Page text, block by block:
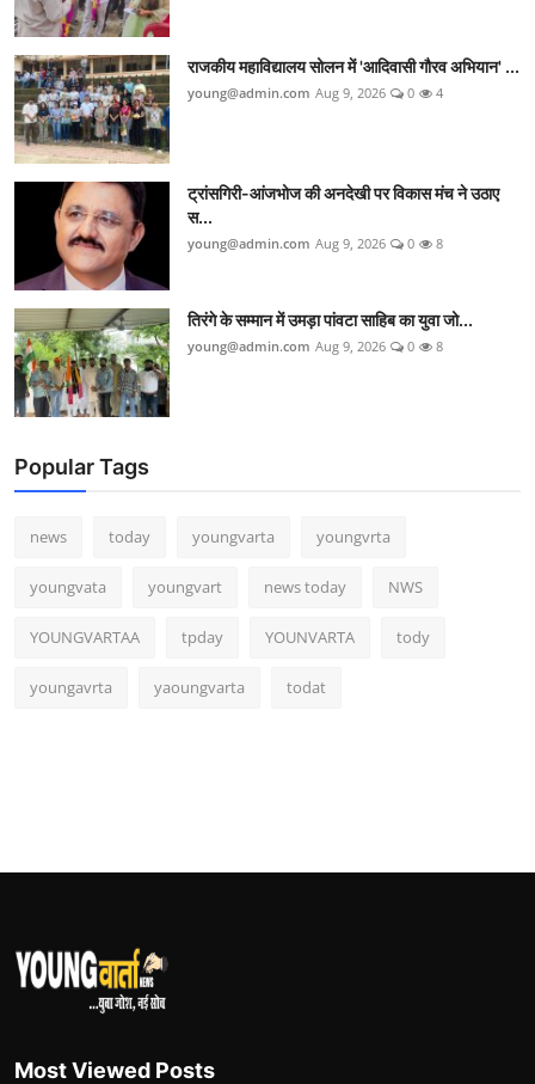
राजकीय महाविद्यालय सोलन में 'आदिवासी गौरव अभियान' ...
young@admin.com Aug 9, 2026 0 4
ट्रांसगिरी-आंजभोज की अनदेखी पर विकास मंच ने उठाए
स...
young@admin.com Aug 9, 2026 0 8
तिरंगे के सम्मान में उमड़ा पांवटा साहिब का युवा जो...
young@admin.com Aug 9, 2026 0 8
Popular Tags
news today youngvarta youngvrta
youngvata youngvart news today NWS
YOUNGVARTAA tpday YOUNVARTA tody
youngavrta yaoungvarta todat
Most Viewed Posts